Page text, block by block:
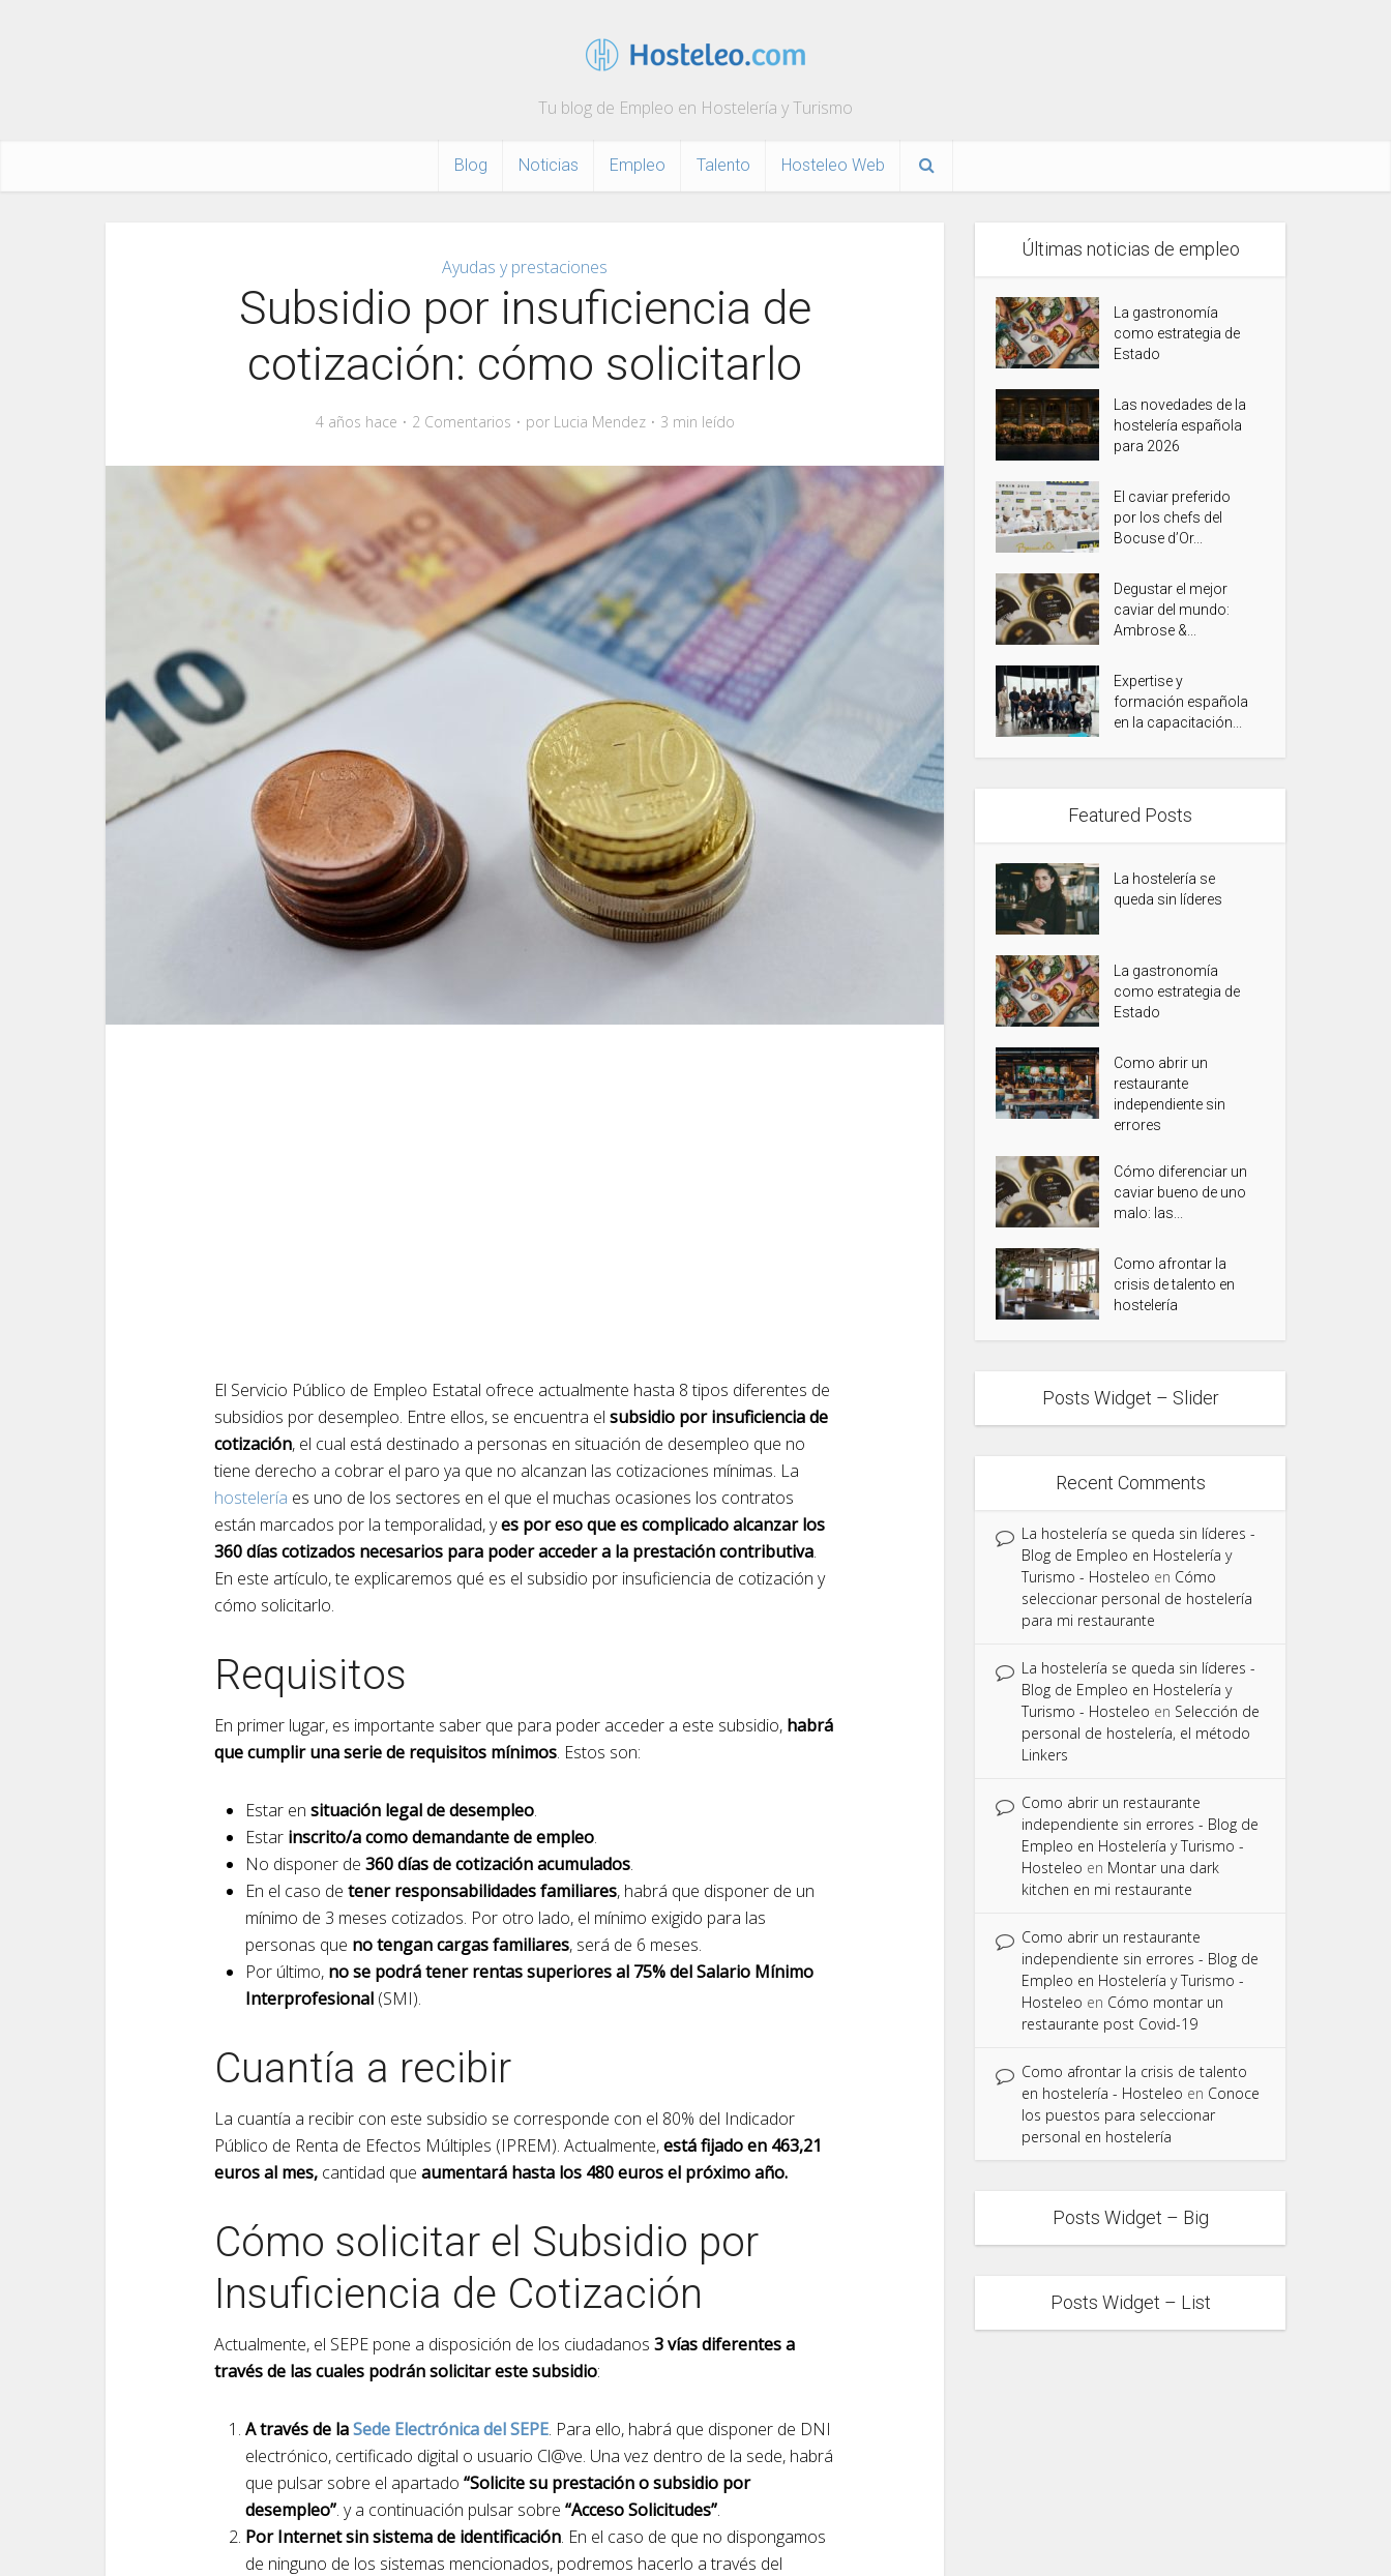
Tu blog de Empleo en Hostelería y Turismo
Blog Noticias Empleo Talento Hosteleo Web
Ayudas y prestaciones
Subsidio por insuficiencia de
cotización: cómo solicitarlo
4 años hace 2 Comentarios por Lucia Mendez 3 min leído
El Servicio Público de Empleo Estatal ofrece actualmente hasta 8 tipos diferentes de
subsidios por desempleo. Entre ellos, se encuentra el subsidio por insuficiencia de
cotización, el cual está destinado a personas en situación de desempleo que no
tiene derecho a cobrar el paro ya que no alcanzan las cotizaciones mínimas. La
hostelería es uno de los sectores en el que el muchas ocasiones los contratos
están marcados por la temporalidad, yes por eso que es complicado alcanzar los
360 días cotizados necesarios para poder acceder a la prestación contributiva.
En este artículo, te explicaremos qué es el subsidio por insuficiencia de cotización y
cómo solicitarlo.
Requisitos
En primer lugar, es importante saber que para poder acceder a este subsidio, habrá
que cumplir una serie de requisitos mínimos. Estos son:
Estar en situación legal de desempleo.
Estar inscrito/a como demandante de empleo.
No disponer de 360 días de cotización acumulados.
En el caso de tener responsabilidades familiares, habrá que disponer de un
mínimo de 3 meses cotizados. Por otro lado, el mínimo exigido para las
personas que no tengan cargas familiares, será de 6 meses.
Por último, no se podrá tener rentas superiores al 75% del Salario Mínimo
Interprofesional (SMI).
Cuantía a recibir
La cuantía a recibir con este subsidio se corresponde con el 80% del Indicador
Público de Renta de Efectos Múltiples (IPREM). Actualmente,está fijado en 463,21
euros al mes, cantidad que aumentará hasta los 480 euros el próximo año.
Cómo solicitar el Subsidio por
Insuficiencia de Cotización
Actualmente, el SEPE pone a disposición de los ciudadanos 3 vías diferentes a
través de las cuales podrán solicitar este subsidio:
A través de laSede Electrónica del SEPE. Para ello, habrá que disponer de DNI
electrónico, certificado digital o usuario Cl@ve. Una vez dentro de la sede, habrá
que pulsar sobre el apartado “Solicite su prestación o subsidio por
desempleo”. y a continuación pulsar sobre “Acceso Solicitudes”.
Por Internet sin sistema de identificación. En el caso de que no dispongamos
de ninguno de los sistemas mencionados, podremos hacerlo a través del
Últimas noticias de empleo
La gastronomía
como estrategia de
Estado
Las novedades de la
hostelería española
para 2026
El caviar preferido
por los chefs del
Bocuse d’Or...
Degustar el mejor
caviar del mundo:
Ambrose &...
Expertise y
formación española
en la capacitación...
Featured Posts
La hostelería se
queda sin líderes
La gastronomía
como estrategia de
Estado
Como abrir un
restaurante
independiente sin
errores
Cómo diferenciar un
caviar bueno de uno
malo: las...
Como afrontar la
crisis de talento en
hostelería
Posts Widget – Slider
Recent Comments
La hostelería se queda sin líderes -
Blog de Empleo en Hostelería y
Turismo - Hosteleo en Cómo
seleccionar personal de hostelería
para mi restaurante
La hostelería se queda sin líderes -
Blog de Empleo en Hostelería y
Turismo - Hosteleo en Selección de
personal de hostelería, el método
Linkers
Como abrir un restaurante
independiente sin errores - Blog de
Empleo en Hostelería y Turismo -
Hosteleo en Montar una dark
kitchen en mi restaurante
Como abrir un restaurante
independiente sin errores - Blog de
Empleo en Hostelería y Turismo -
Hosteleo en Cómo montar un
restaurante post Covid-19
Como afrontar la crisis de talento
en hostelería - Hosteleo en Conoce
los puestos para seleccionar
personal en hostelería
Posts Widget – Big
Posts Widget – List